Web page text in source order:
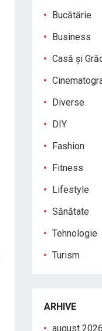
Bucătărie
Business
Casă și
Diverse
DIY
Fashion
Fitness
Lifestyle
Sănătate
Tehnologie
Turism
ARHIVE
august 2026